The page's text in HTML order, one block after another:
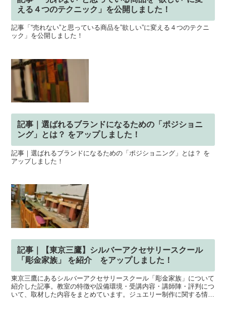
える４つのテクニック」を公開しました！
記事「“売れない”と思っている商品を”欲しい”に変える４つのテクニ
ック」を公開しました！
記事｜選ばれるブランドになるための「ポジショニ
ング」とは？ をアップしました！
記事｜選ばれるブランドになるための「ポジショニング」とは？ を
アップしました！
記事｜【東京三鷹】シルバーアクセサリースクール
「彫金家族」 を紹介 をアップしました！
東京三鷹にあるシルバーアクセサリースクール「彫金家族」について
紹介した記事。教室の特徴や設備環境・受講内容・講師陣・評判につ
いて、取材した内容をまとめています。ジュエリー制作に関する情報